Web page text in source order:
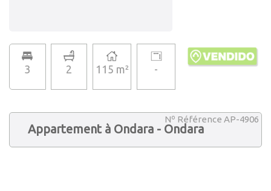
3 2 115 m² -
Nº Référence AP-4906
Appartement à Ondara - Ondara